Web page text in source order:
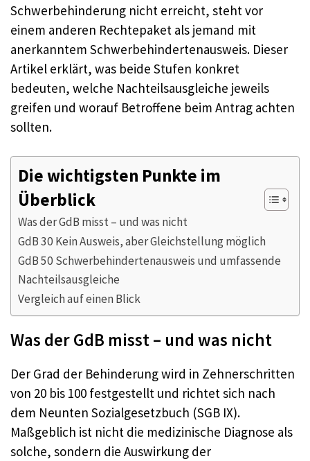
Schwerbehinderung nicht erreicht, steht vor
einem anderen Rechtepaket als jemand mit
anerkanntem Schwerbehindertenausweis. Dieser
Artikel erklärt, was beide Stufen konkret
bedeuten, welche Nachteilsausgleiche jeweils
greifen und worauf Betroffene beim Antrag achten
sollten.
Die wichtigsten Punkte im
Überblick
Was der GdB misst – und was nicht
GdB 30 Kein Ausweis, aber Gleichstellung möglich
GdB 50 Schwerbehindertenausweis und umfassende
Nachteilsausgleiche
Vergleich auf einen Blick
Was der GdB misst – und was nicht
Der Grad der Behinderung wird in Zehnerschritten
von 20 bis 100 festgestellt und richtet sich nach
dem Neunten Sozialgesetzbuch (SGB IX).
Maßgeblich ist nicht die medizinische Diagnose als
solche, sondern die Auswirkung der